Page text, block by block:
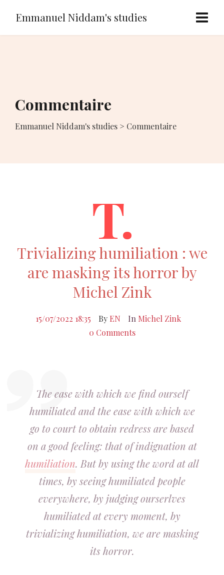
Emmanuel Niddam's studies
Commentaire
Emmanuel Niddam's studies > Commentaire
T.
Trivializing humiliation : we
are masking its horror by
Michel Zink
15/07/2022 18:35 By EN In Michel Zink
0 Comments
The ease with which we find ourself
humiliated and the ease with which we
go to court to obtain redress are based
on a good feeling: that of indignation at
humiliation. But by using the word at all
times, by seeing humiliated people
everywhere, by judging ourserlves
humiliated at every moment, by
trivializing humiliation, we are masking
its horror.